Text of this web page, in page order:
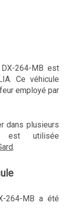
264-MB est
Ce véhicule
employé par
dans plusieurs
est utilisée
.
264-MB a été